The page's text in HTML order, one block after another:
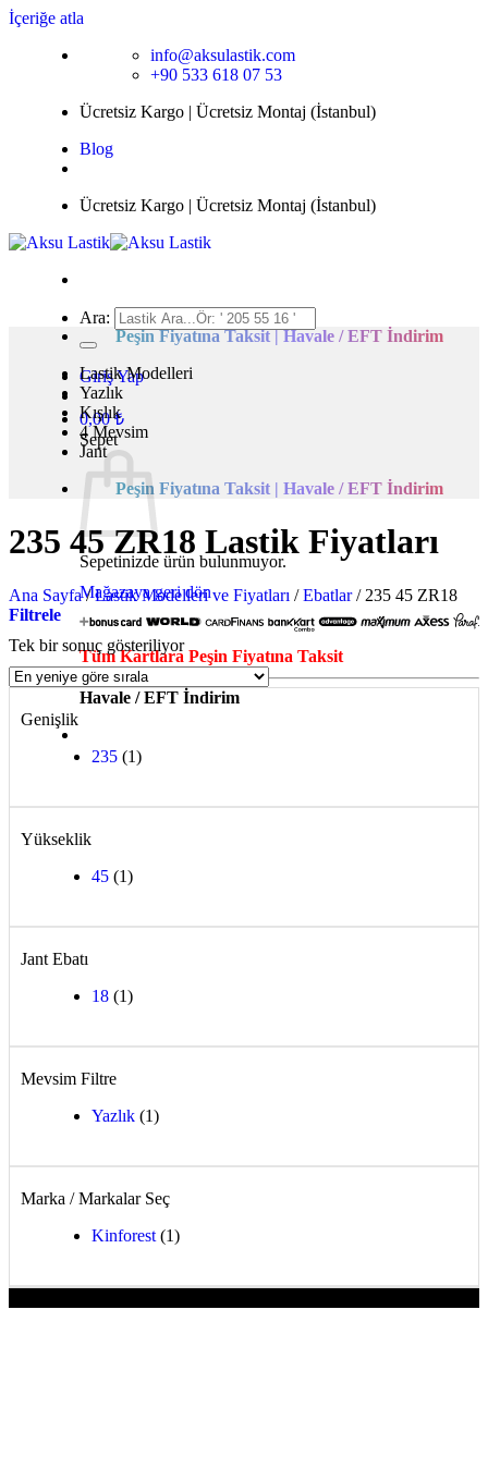
İçeriğe atla
info@aksulastik.com
+90 533 618 07 53
Ücretsiz Kargo | Ücretsiz Montaj (İstanbul)
Blog
Ücretsiz Kargo | Ücretsiz Montaj (İstanbul)
Ara:
Giriş Yap
0,00₺
Sepet
Sepetinizde ürün bulunmuyor.
Mağazaya geri dön
Tüm Kartlara Peşin Fiyatına Taksit
Havale / EFT İndirim
Peşin Fiyatına Taksit | Havale / EFT İndirim
Lastik Modelleri
Yazlık
Kışlık
4 Mevsim
Jant
Peşin Fiyatına Taksit | Havale / EFT İndirim
235 45 ZR18 Lastik Fiyatları
Ana Sayfa / Lastik Modelleri ve Fiyatları / Ebatlar / 235 45 ZR18
Filtrele
Tek bir sonuç gösteriliyor
Genişlik
235 (1)
Yükseklik
45 (1)
Jant Ebatı
18 (1)
Mevsim Filtre
Yazlık (1)
Marka / Markalar Seç
Kinforest (1)